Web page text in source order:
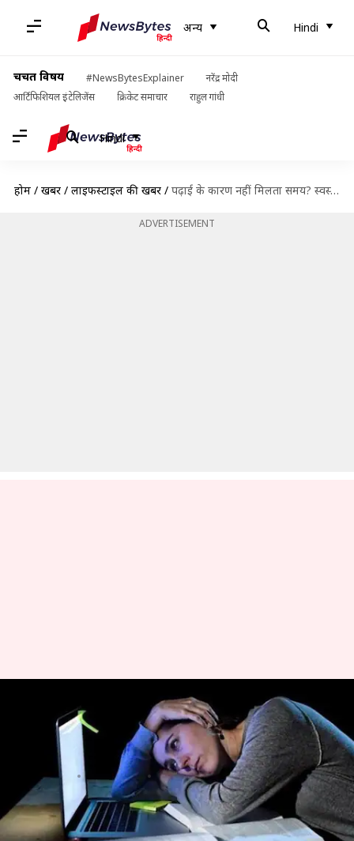
अन्य Hindi
चर्चित विषय #NewsBytesExplainer
नरेंद्र मोदी
आर्टिफिशियल इंटेलिजेंस
क्रिकेट समाचार राहुल गांधी
Hindi
होम / खबरें / लाइफस्टाइल की खबरें / पढ़ाई के कारण नहीं मिलता समय? स्वस्थ रहने के लिए ये टिप्स अपनाएं छात्र
ADVERTISEMENT
पढ़ाई के कारण नहीं मिलता समय?
स्वस्थ रहने के लिए ये टिप्स अपनाएं
ईशा शर्मा Dec 23, 2019 12:26 pm
क्या है खबर?